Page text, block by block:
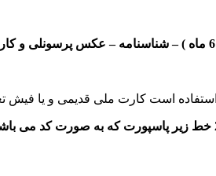
استفاده است کارت ملی قدیمی و یا
در مورد پاسپورت ارسالی توجه داشته باشید تمام قسمت های پاسپورت باید